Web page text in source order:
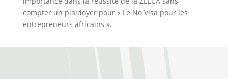
compter un plaidoyer pour « Le No Visa pour les
entrepreneurs africains ».